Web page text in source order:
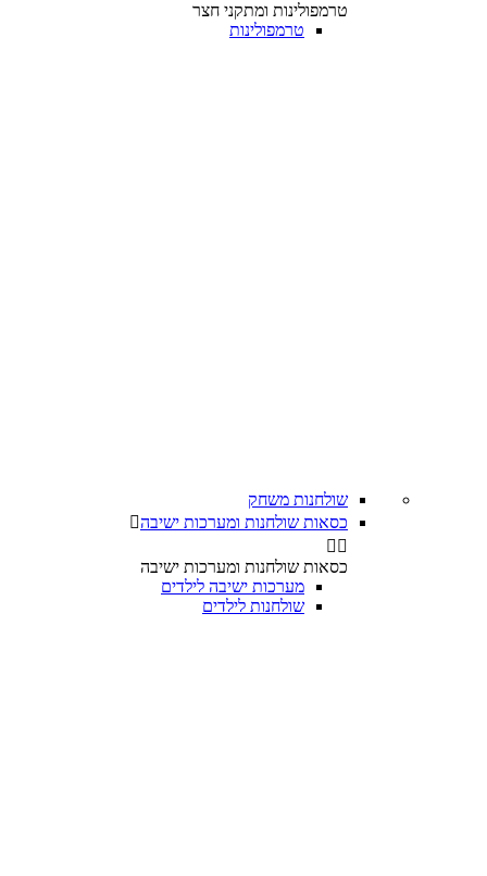
טרמפולינות ומתקני חצר
טרמפולינות
שולחנות משחק
כסאות שולחנות ומערכות ישיבה
 
כסאות שולחנות ומערכות ישיבה
מערכות ישיבה לילדים
שולחנות לילדים